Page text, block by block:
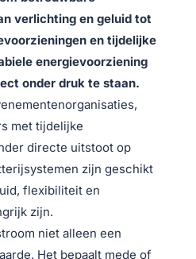
verlichting en geluid tot
en tijdelijke
energievoorziening
onder druk te staan.
met tijdelijke
directe uitstoot op
zijn geschikt
flexibiliteit en
zijn.
niet alleen een
Het bepaalt mede of